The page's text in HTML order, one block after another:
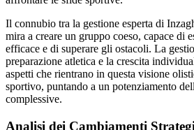
Il connubio tra la gestione esperta di
mira a creare un gruppo coeso, capace di
efficace e di superare gli ostacoli. La
preparazione atletica e la crescita
aspetti che rientrano in questa visione
sportivo, puntando a un potenziamento
complessive.
Analisi dei Cambiamenti